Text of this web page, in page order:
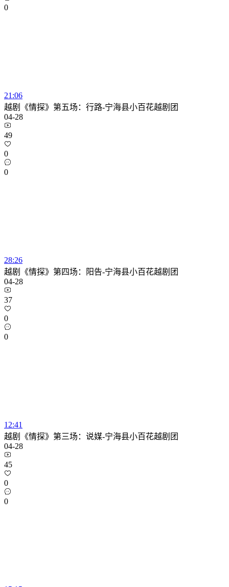
0
21:06
越剧《情探》第五场：行路-宁海县小百花越剧团
04-28
49
0
0
28:26
越剧《情探》第四场：阳告-宁海县小百花越剧团
04-28
37
0
0
12:41
越剧《情探》第三场：说媒-宁海县小百花越剧团
04-28
45
0
0